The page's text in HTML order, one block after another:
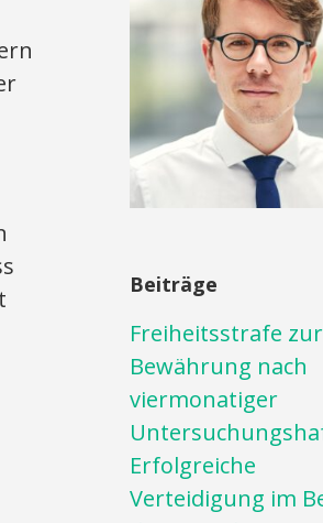
Beiträge
Freiheitsstrafe zur
Bewährung nach
viermonatiger
Erfolgreiche
Verteidigung im